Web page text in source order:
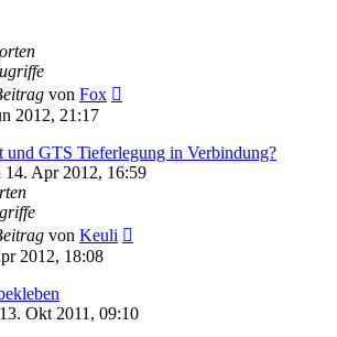
von Fox
2012, 21:17
GTS Tieferlegung in Verbindung?
14. Apr 2012, 16:59
von Keuli
2012, 18:08
Okt 2011, 09:10